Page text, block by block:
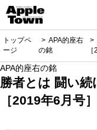
トップペ
ージ
APA的座右
の銘
APA的座右の銘
勝者とは 闘い
［2019年6月号］